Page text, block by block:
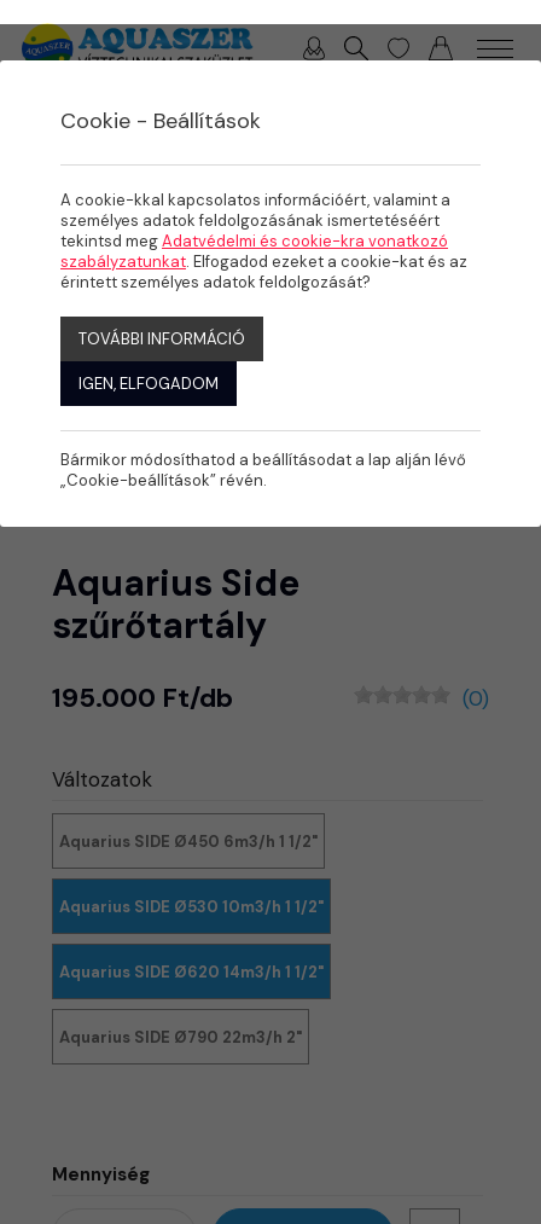
Aquarius Side
szűrőtartály
195.000 Ft/db (0)
Változatok
Aquarius SIDE Ø450 6m3/h 1 1/2"
Aquarius SIDE Ø530 10m3/h 1 1/2"
Aquarius SIDE Ø620 14m3/h 1 1/2"
Aquarius SIDE Ø790 22m3/h 2"
Mennyiség
Cookie - Beállítások
A cookie-kkal kapcsolatos információért, valamint a
személyes adatok feldolgozásának ismertetéséért
tekintsd megAdatvédelmi és cookie-kra vonatkozó
szabályzatunkat. Elfogadod ezeket a cookie-kat és az
érintett személyes adatok feldolgozását?
TOVÁBBI INFORMÁCIÓ
IGEN, ELFOGADOM
Bármikor módosíthatod a beállításodat a lap alján lévő
„Cookie-beállítások” révén.